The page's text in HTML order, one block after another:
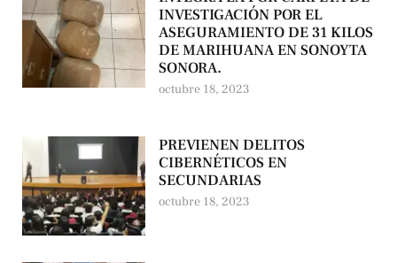
INVESTIGACIÓN POR EL
ASEGURAMIENTO DE 31 KILOS
DE MARIHUANA EN SONOYTA
SONORA.
octubre 18, 2023
PREVIENEN DELITOS
CIBERNÉTICOS EN
SECUNDARIAS
octubre 18, 2023